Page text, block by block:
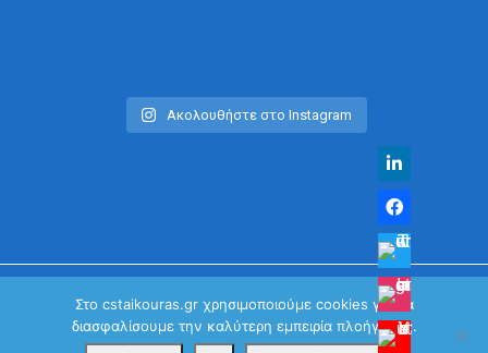
Ακολουθήστε στο Instagram
© Χρήστος Σταϊκούρας | All Rights Reserved 2026
Κανονισμός Προστασίας Προσωπικών Δεδομένων
Στο cstaikouras.gr χρησιμοποιούμε cookies για να
διασφαλίσουμε την καλύτερη εμπειρία πλοήγησης.